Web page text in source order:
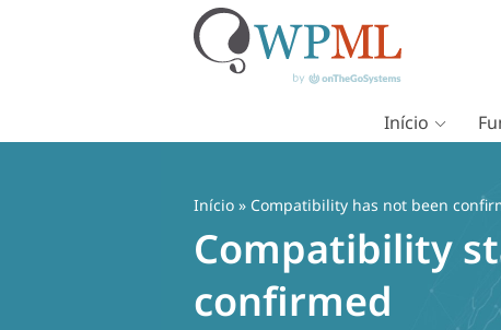
Início
Início » Compatibility has not been
Compatibility
confirmed